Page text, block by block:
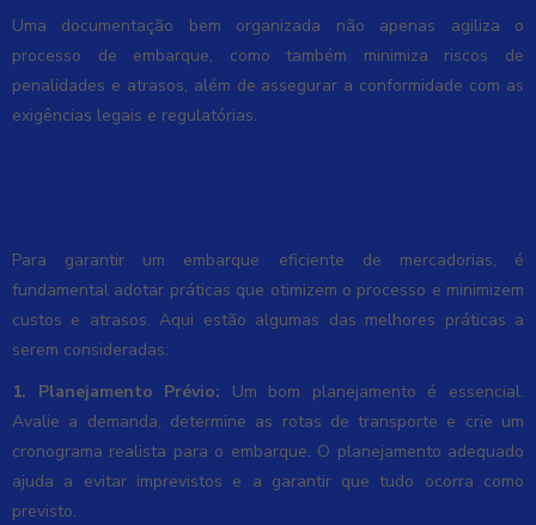
Uma documentação bem organizada não apenas agiliza o
processo de embarque, como também minimiza riscos de
penalidades e atrasos, além de assegurar a conformidade com as
exigências legais e regulatórias.
Para garantir um embarque eficiente de mercadorias, é
fundamental adotar práticas que otimizem o processo e minimizem
custos e atrasos. Aqui estão algumas das melhores práticas a
serem consideradas:
1. Planejamento Prévio: Um bom planejamento é essencial.
Avalie a demanda, determine as rotas de transporte e crie um
cronograma realista para o embarque. O planejamento adequado
ajuda a evitar imprevistos e a garantir que tudo ocorra como
previsto.